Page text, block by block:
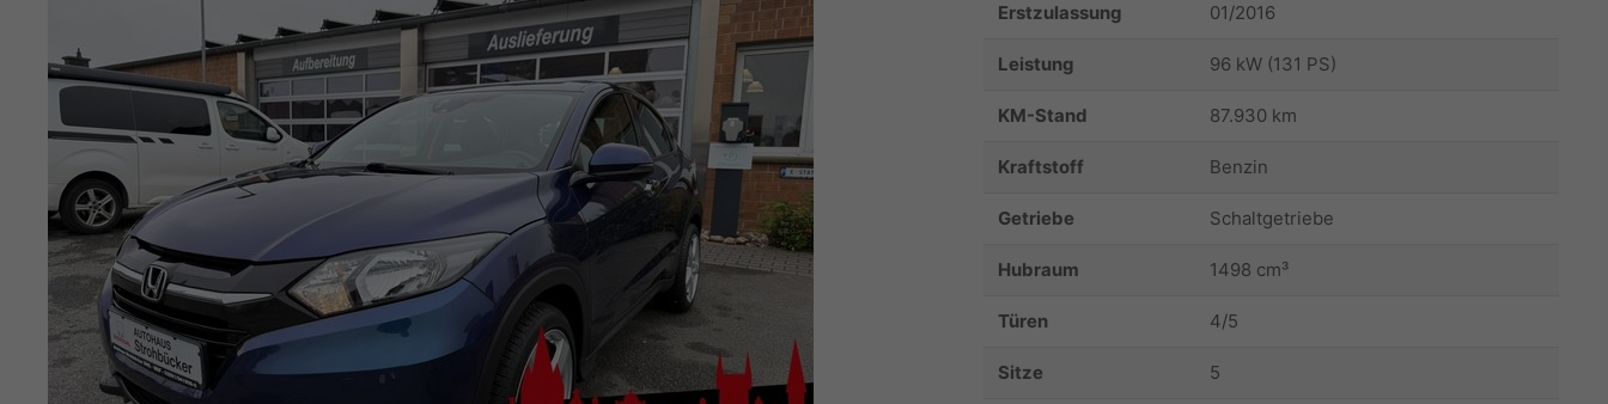
Erstzulassung 01/2016
Leistung 96 kW (131 PS)
KM-Stand 87.930 km
Kraftstoff Benzin
Getriebe Schaltgetriebe
Hubraum 1498 cm³
Türen 4/5
Sitze 5